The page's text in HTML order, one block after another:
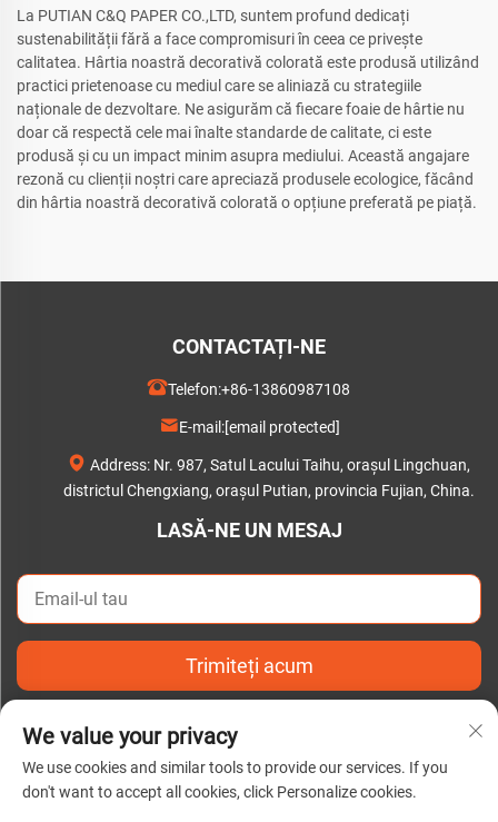
La PUTIAN C&Q PAPER CO.,LTD, suntem profund dedicați
sustenabilității fără a face compromisuri în ceea ce privește
calitatea. Hârtia noastră decorativă colorată este produsă utilizând
practici prietenoase cu mediul care se aliniază cu strategiile
naționale de dezvoltare. Ne asigurăm că fiecare foaie de hârtie nu
doar că respectă cele mai înalte standarde de calitate, ci este
produsă și cu un impact minim asupra mediului. Această angajare
rezonă cu clienții noștri care apreciază produsele ecologice, făcând
din hârtia noastră decorativă colorată o opțiune preferată pe piață.
CONTACTAȚI-NE
Telefon:+86-13860987108
E-mail:[email protected]
Address: Nr. 987, Satul Lacului Taihu, orașul Lingchuan,
districtul Chengxiang, orașul Putian, provincia Fujian, China.
LASĂ-NE UN MESAJ
Trimiteți acum
Drepturi de autor © 2025 de Putian C&Q Paper Co., Ltd. |
We value your privacy
We use cookies and similar tools to provide our services. If you
don't want to accept all cookies, click Personalize cookies.